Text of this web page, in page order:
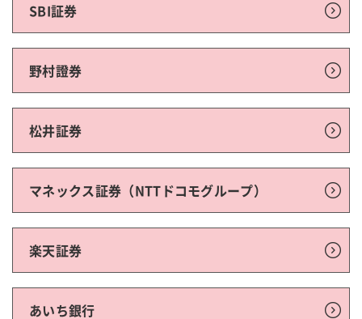
SBI証券
野村證券
松井証券
マネックス証券（NTTドコモグループ）
楽天証券
あいち銀行